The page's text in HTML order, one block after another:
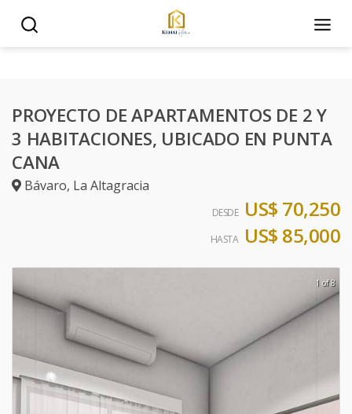
PROYECTO DE APARTAMENTOS DE 2 Y
3 HABITACIONES, UBICADO EN PUNTA
CANA
Bávaro, La Altagracia
DESDE US$ 70,250
HASTA US$ 85,000
1 of 8